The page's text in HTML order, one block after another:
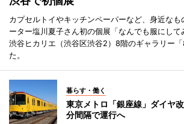
カプセルトイやキッチンペーパーなど、身近な
ーター塩川夏子さん初の個展「なんでも服にして
渋谷ヒカリエ（渋谷区渋谷2）8階のギャラリー
た。
暮らす・働く
東京メトロ「銀座線」ダイヤ
分間隔で運行へ